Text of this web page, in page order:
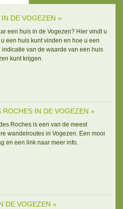
DE VOGEZEN »
een huis in de Vogezen? Hier vindt u
een huis kunt vinden en hoe u een
indicatie van de waarde van een huis
kunt krijgen.
ROCHES IN DE VOGEZEN »
Roches is een van de meest
wandelroutes in Vogezen. Een mooi
en een link naar meer info.
DE VOGEZEN »